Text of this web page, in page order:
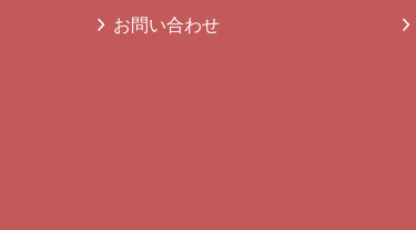
お問い合わせ